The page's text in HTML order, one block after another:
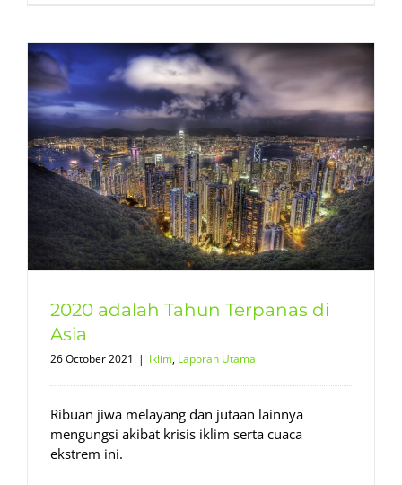
2020 adalah Tahun Terpanas di
Asia
26 October 2021 | Iklim, Laporan Utama
Ribuan jiwa melayang dan jutaan lainnya
mengungsi akibat krisis iklim serta cuaca
ekstrem ini.